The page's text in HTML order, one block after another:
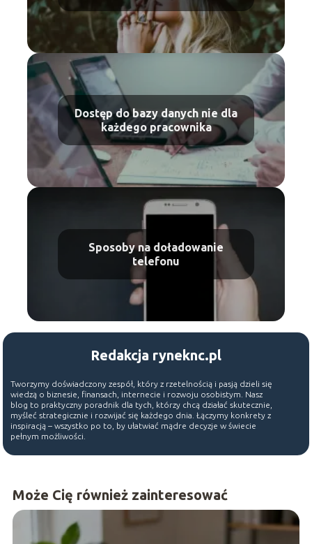
Dostęp do bazy danych nie dla
każdego pracownika
Sposoby na doładowanie
telefonu
Redakcja ryneknc.pl
Tworzymy doświadczony zespół, który z rzetelnością i pasją dzieli się
wiedzą o biznesie, finansach, internecie i rozwoju osobistym. Nasz
blog to praktyczny poradnik dla tych, którzy chcą działać skutecznie,
myśleć strategicznie i rozwijać się każdego dnia. Łączymy konkrety z
inspiracją – wszystko po to, by ułatwiać mądre decyzje w świecie
pełnym możliwości.
Może Cię również zainteresować